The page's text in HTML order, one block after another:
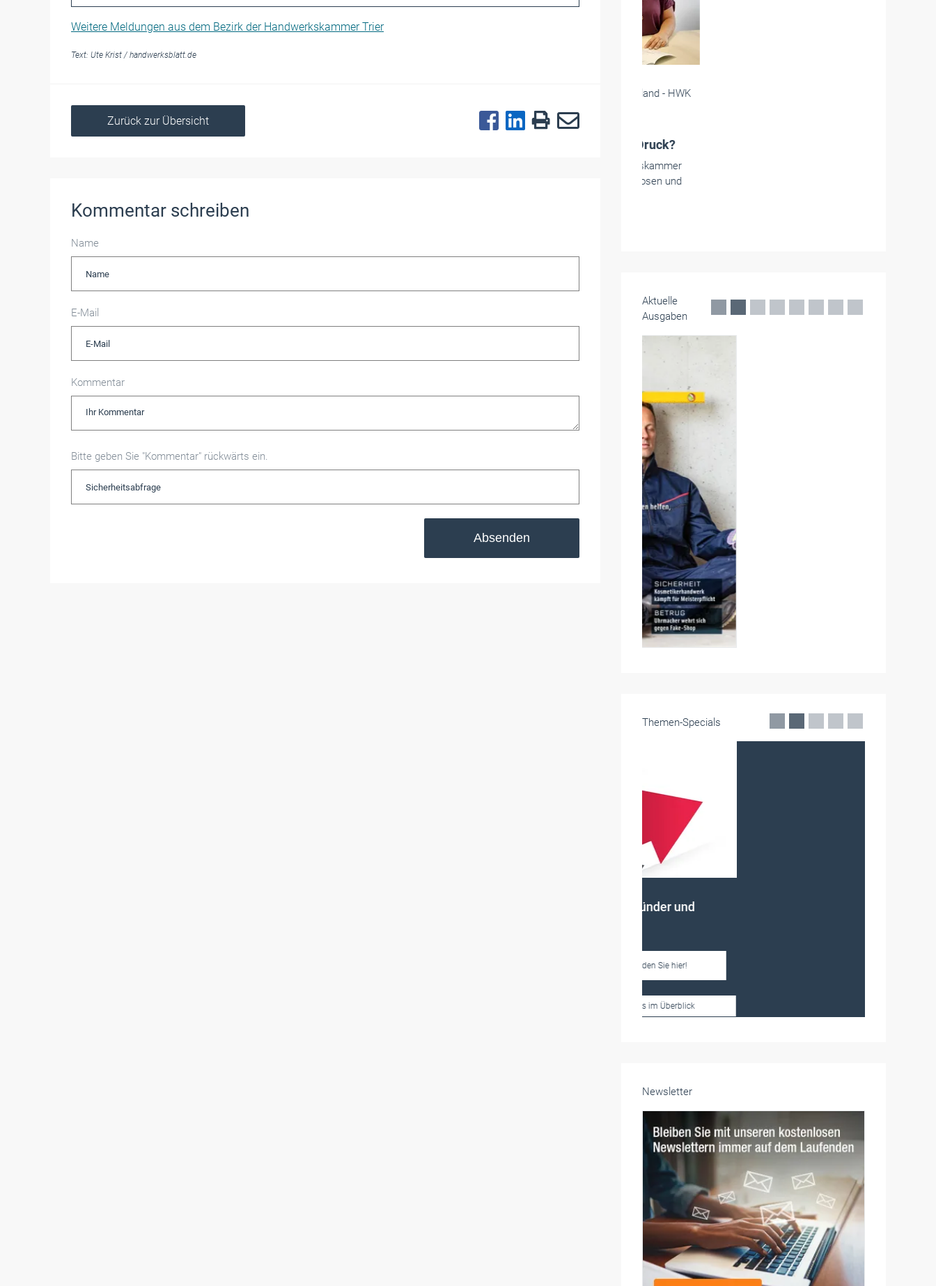
Weitere Meldungen aus dem Bezirk der Handwerkskammer Trier
Text: Ute Krist / handwerksblatt.de
Zurück zur Übersicht
Kommentar schreiben
Name
E-Mail
Kommentar
Bitte geben Sie "Kommentar" rückwärts ein.
Absenden
Die Handwerkskammern in Deutschland -
Infrastrukturprojekte gesucht
Der US‑Stützpunkt Spangdahlem Air Base
eröffnet Chancen für regionale
Aktuelle
Frauen im Handwerk
Newsletter